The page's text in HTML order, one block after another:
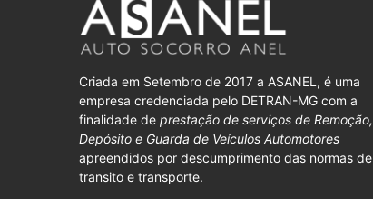
Criada em Setembro de 2017 a ASANEL, é uma
empresa credenciada pelo DETRAN-MG com a
finalidade de prestação de serviços de Remoção,
Depósito e Guarda de Veículos Automotores
apreendidos por descumprimento das normas de
transito e transporte.